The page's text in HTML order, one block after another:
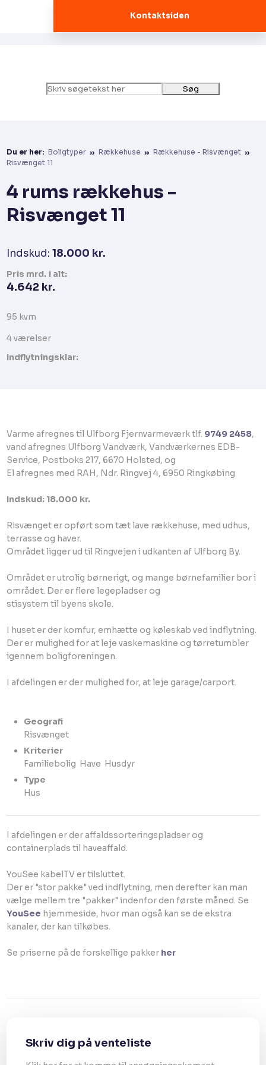
Kontaktsiden
Du er her: Boligtyper » Rækkehuse » Rækkehuse - Risvænget »
Risvænget 11
4 rums rækkehus -
Risvænget 11
Indskud: 18.000 kr.
Pris​ mrd. i alt:
4.642 kr.​
95 kvm​​​
​4 værelser​
Indflytningsklar:
​Varme afregnes til Ulfborg Fjernvarmeværk tlf. 9749 2458,
vand afregnes Ulfborg Vandværk, Vandværkernes EDB-
Service, Postboks 217, 6670 Holsted, og
El afregnes med RAH, Ndr. Ringvej 4, 6950 Ringkøbing
Indskud: 18.000 kr.
Risvænget er opført som tæt lave rækkehuse, med udhus,
terrasse og haver.
Området ligger ud til Ringvejen i udkanten af Ulfborg By.
Området er utrolig børnerigt, og mange børnefamilier bor i
området. Der er flere legepladser og
stisystem til byens skole.
I huset er der komfur, emhætte og køleskab ved indflytning.
Der er mulighed for at leje vaskemaskine og tørretumbler
igennem boligforeningen.
I afdelingen er der mulighed for, at leje garage/carport.
Geografi
​Risvænget​
Kriterier
Familiebolig ​ Have ​ Husdyr​
Type
​Hus
I afdelingen er der affaldssorteringspladser og
containerplads til haveaffald.
YouSee kabelTV er tilsluttet.
Der er "stor pakke" ved indflytning, men derefter kan man
vælge mellem tre "pakker" indenfor den første måned. Se
YouSee hjemmeside, hvor man også kan se de ekstra
kanaler, der kan tilkøbes.
Se priserne på de forskellige pakker her
Skriv dig på venteliste